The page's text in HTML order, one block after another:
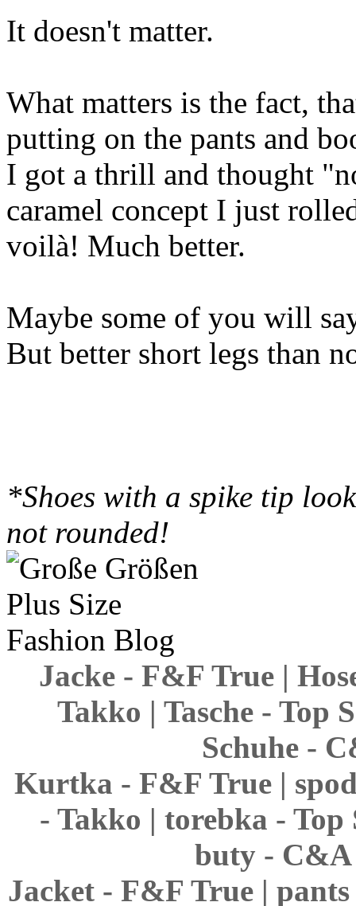
It doesn't matter.
What matters is the fact,
putting on the pants and
I got a thrill and thought
caramel concept I just
voilà! Much better.
Maybe some of you will
But better short legs than
*Shoes with a spike tip
not rounded!
Jacke - F&F True |
Takko | Tasche - Top
Schuhe -
Kurtka - F&F True |
- Takko | torebka -
buty - C&A
Jacket - F&F True |